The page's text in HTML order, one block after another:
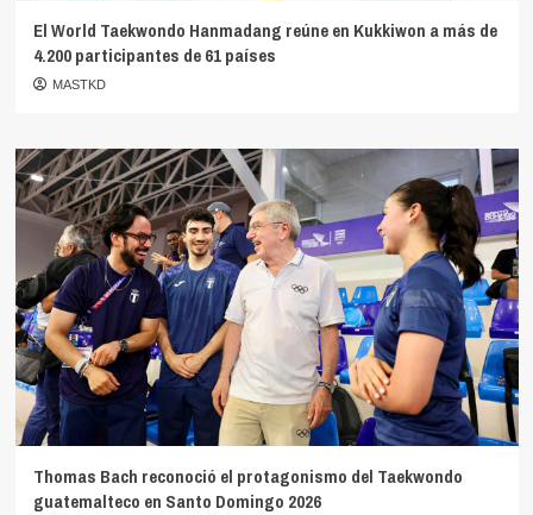
El World Taekwondo Hanmadang reúne en Kukkiwon a más de
4.200 participantes de 61 países
MASTKD
Thomas Bach reconoció el protagonismo del Taekwondo
guatemalteco en Santo Domingo 2026